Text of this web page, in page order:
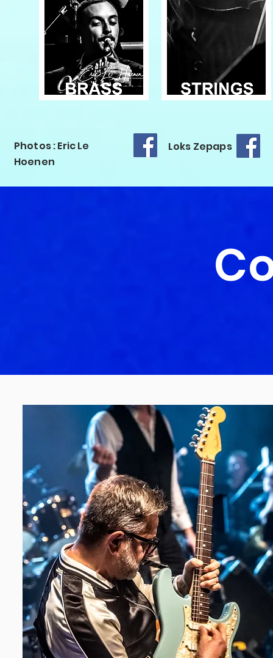
Photos : Eric Le
Hoenen
Loks Zepaps